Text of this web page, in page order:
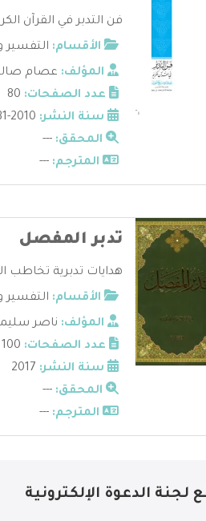
فن التدبر في القرآن
الأقسام: التفسير
المؤلف: عصام
عدد الصفحات:
سنة النشر:
المحقق: ---
المترجم: ---
تدبر المفصل
هدايات تدبرية تخاطب
الأقسام: التفسير
المؤلف: ناصر
عدد الصفحات:
سنة النشر:
المحقق: ---
المترجم: ---
لجنة الدعوة الإلكترونية